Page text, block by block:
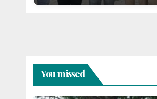
You missed